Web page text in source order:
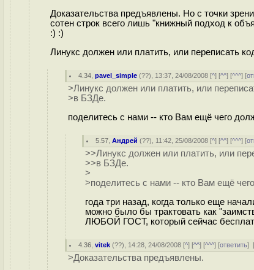
Доказательства предъявлены. Но с точки
сотен строк всего лишь "книжный подход к
:) :)
Линукс должен или платить, или переписать
4.34 ,pavel_simple (??), 13:37, 24/08/2008 [^] [^^] [^^^] [
>Линукс должен или платить, или
>в БЗДе.
поделитесь с нами -- кто Вам ещё чего
5.57 ,Андрей (??), 11:42, 25/08/2008 [^] [^^] [^^^] [
>>Линукс должен или платить, или
>>в БЗДе.
>
>поделитесь с нами -- кто Вам ещё
года три назад, когда только еще
можно было бы трактовать как
ЛЮБОЙ ГОСТ, который сейчас
4.36 ,vitek (??), 14:28, 24/08/2008 [^] [^^] [^^^] [ответить][
>Доказательства предъявлены.